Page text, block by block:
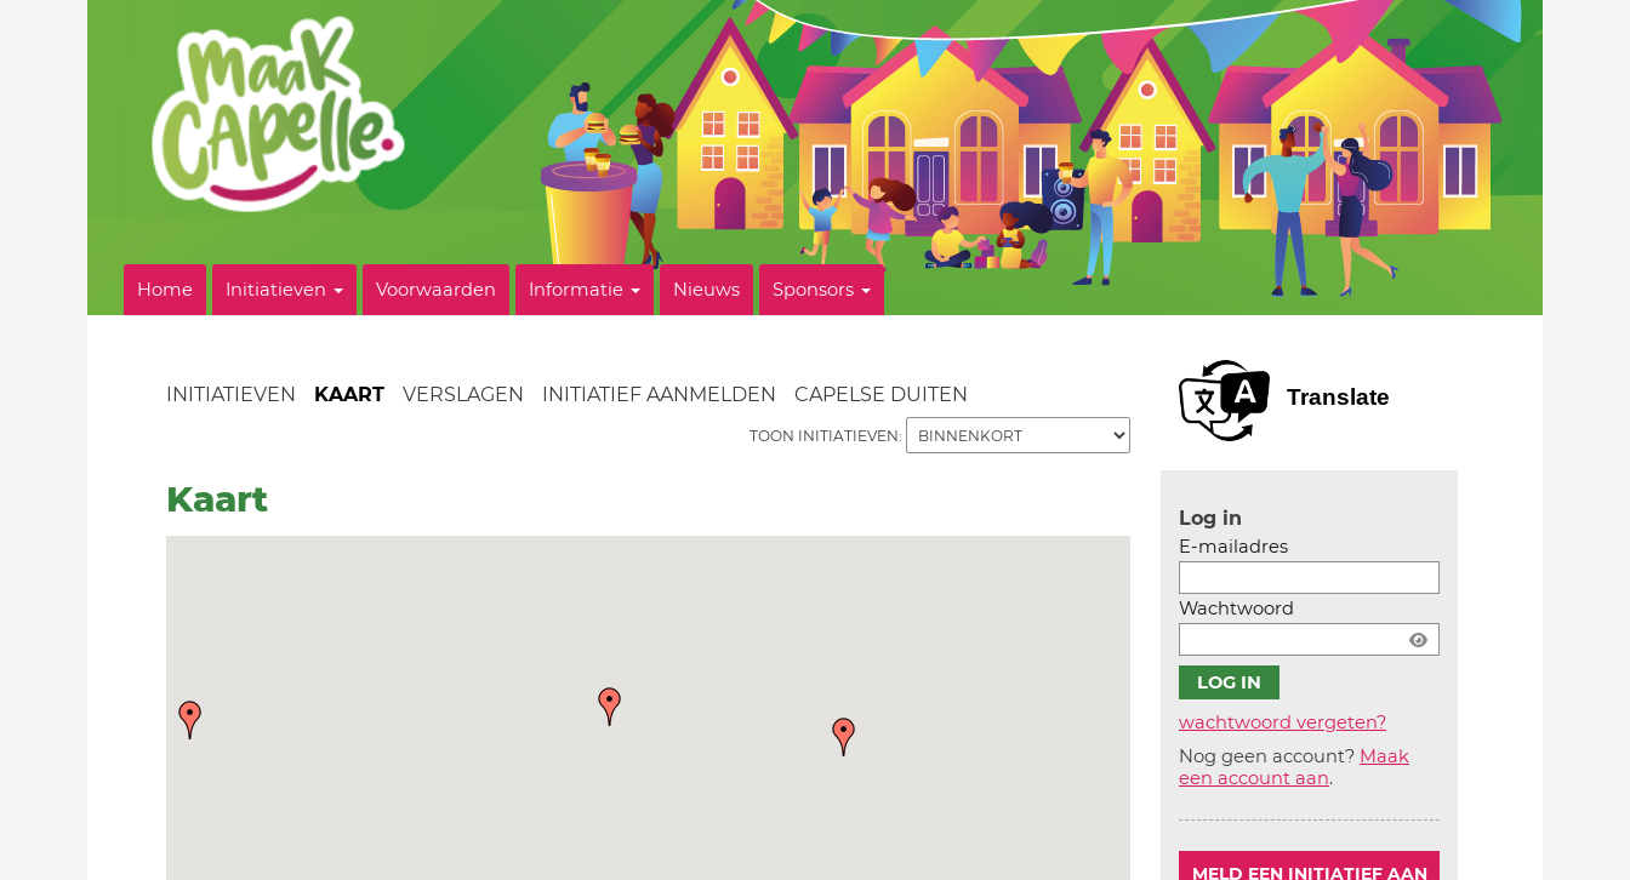
Home Initiatieven Voorwaarden Informatie Nieuws Sponsors
INITIATIEVEN KAART VERSLAGEN INITIATIEF AANMELDEN CAPELSE DUITEN
TOON INITIATIEVEN:
Kaart
Translate
Log in
E-mailadres
Wachtwoord
wachtwoord vergeten?
Nog geen account? Maak
een account aan.
MELD EEN INITIATIEF AAN